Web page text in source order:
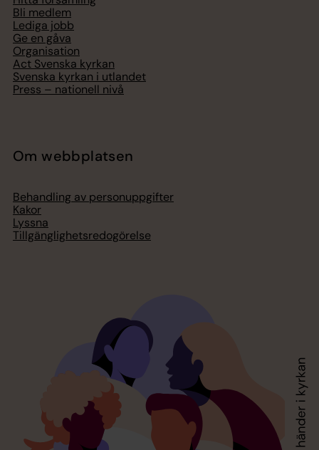
Bli medlem
Lediga jobb
Ge en gåva
Organisation
Act Svenska kyrkan
Svenska kyrkan i utlandet
Press – nationell nivå
Om webbplatsen
Behandling av personuppgifter
Kakor
Lyssna
Tillgänglighetsredogörelse